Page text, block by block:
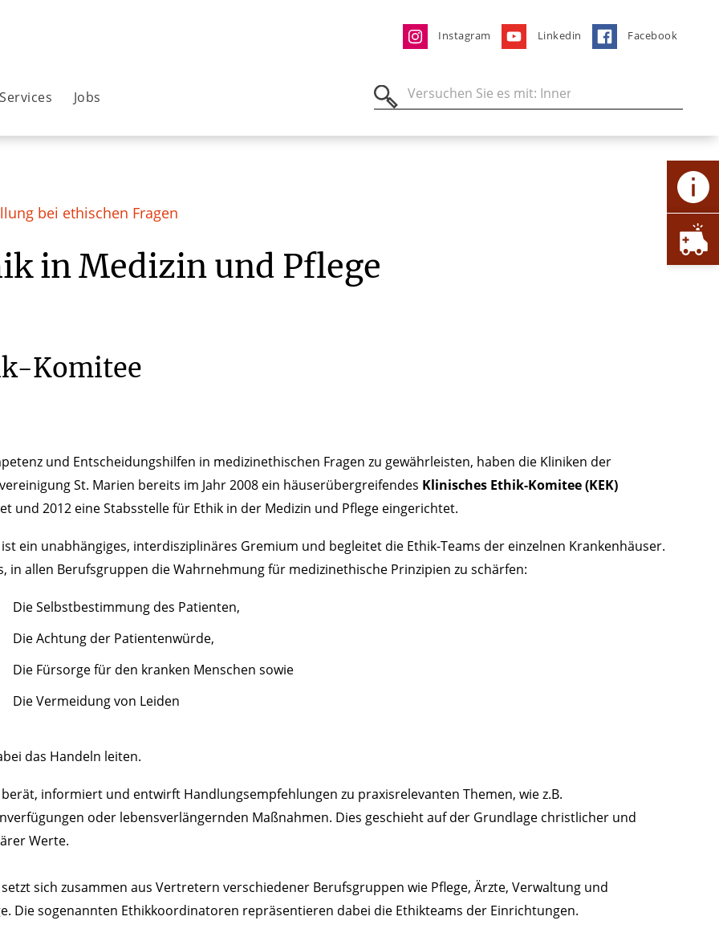
Instagram Linkedin Facebook
Services Jobs
bei ethischen Fragen
in Medizin und Pflege
Komitee
und Entscheidungshilfen in medizinethischen Fragen zu gewährleisten, haben die Kliniken der
St. Marien bereits im Jahr 2008 ein häuserübergreifendes Klinisches Ethik-Komitee (KEK)
und 2012 eine Stabsstelle für Ethik in der Medizin und Pflege eingerichtet.
ist ein unabhängiges, interdisziplinäres Gremium und begleitet die Ethik-Teams der einzelnen Krankenhäuser.
in allen Berufsgruppen die Wahrnehmung für medizinethische Prinzipien zu schärfen:
Die Selbstbestimmung des Patienten,
Die Achtung der Patientenwürde,
Die Fürsorge für den kranken Menschen sowie
Die Vermeidung von Leiden
das Handeln leiten.
berät, informiert und entwirft Handlungsempfehlungen zu praxisrelevanten Themen, wie z.B.
oder lebensverlängernden Maßnahmen. Dies geschieht auf der Grundlage christlicher und
Werte.
setzt sich zusammen aus Vertretern verschiedener Berufsgruppen wie Pflege, Ärzte, Verwaltung und
Die sogenannten Ethikkoordinatoren repräsentieren dabei die Ethikteams der Einrichtungen.